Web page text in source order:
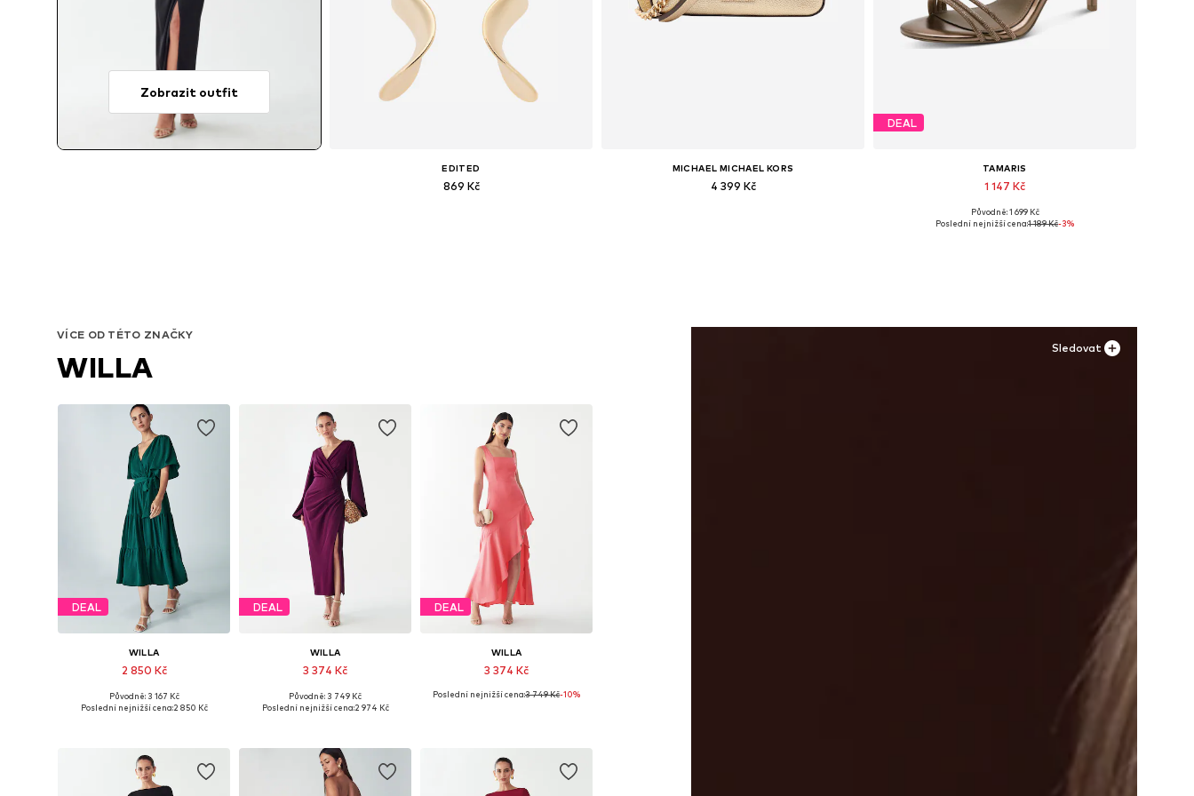
Zobrazit outfit
EDITED
869 Kč
MICHAEL MICHAEL KORS
4 399 Kč
DEAL
TAMARIS
1 147 Kč
Dostupné velikosti: 36, 40
Původně: 1 699 Kč
Poslední nejnižší cena:1 189 Kč-3%
Sledovat
VÍCE OD TÉTO ZNAČKY
WILLA
DEAL
WILLA
2 850 Kč
Dostupné velikosti: 34, 36, 38, 40
Původně: 3 167 Kč
Poslední nejnižší cena:2 850 Kč
DEAL
WILLA
3 374 Kč
Dostupné velikosti: 36, 40, 42
Původně: 3 749 Kč
Poslední nejnižší cena:2 974 Kč
DEAL
WILLA
3 374 Kč
Poslední nejnižší cena:3 749 Kč-10%